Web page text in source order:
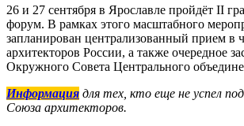
26 и 27 сентября в Ярославле пройдёт II
форум. В рамках этого масштабного
запланирован централизованный прием в
архитекторов России, а также очередное
Окружного Совета Центрального
Информация для тех, кто еще не успел
Союза архитекторов.